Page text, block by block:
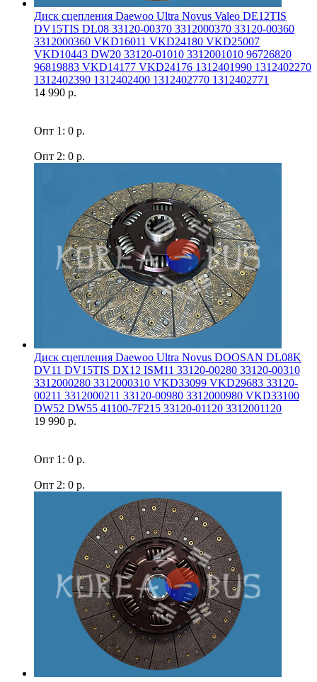
Диск сцепления Daewoo Ultra Novus Valeo DE12TIS
DV15TIS DL08 33120-00370 3312000370 33120-00360
3312000360 VKD16011 VKD24180 VKD25007
VKD10443 DW20 33120-01010 3312001010 96726820
96819883 VKD14177 VKD24176 1312401990 1312402270
1312402390 1312402400 1312402770 1312402771
14 990 р.
Опт 1: 0 р.
Опт 2: 0 р.
Диск сцепления Daewoo Ultra Novus DOOSAN DL08K
DV11 DV15TIS DX12 ISM11 33120-00280 33120-00310
3312000280 3312000310 VKD33099 VKD29683 33120-
00211 3312000211 33120-00980 3312000980 VKD33100
DW52 DW55 41100-7F215 33120-01120 3312001120
19 990 р.
Опт 1: 0 р.
Опт 2: 0 р.